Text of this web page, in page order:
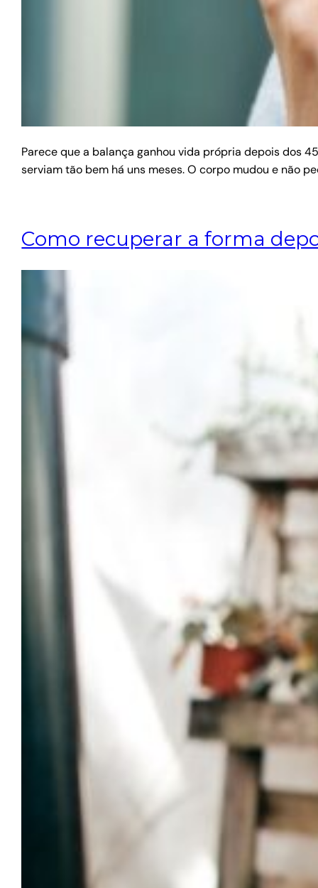
Parece que a balança ganhou vida própria depois dos
serviam tão bem há uns meses. O corpo mudou e não
Como recuperar a forma